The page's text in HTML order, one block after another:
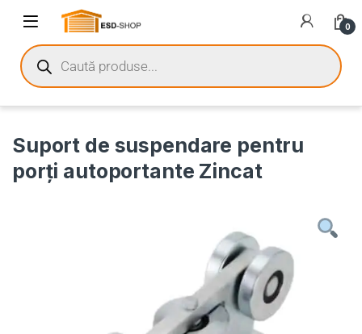
0
Suport de suspendare pentru
porți autoportante Zincat